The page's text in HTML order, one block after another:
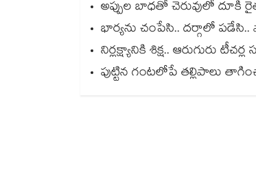
అప్పుల బాధతో చెరువులో దూకి
భార్యను చంపేసి.. దర్గాలో
నిర్లక్ష్యానికి శిక్ష.. ఆరుగురు
పుట్టిన గంటలోపే తల్లిపాలు